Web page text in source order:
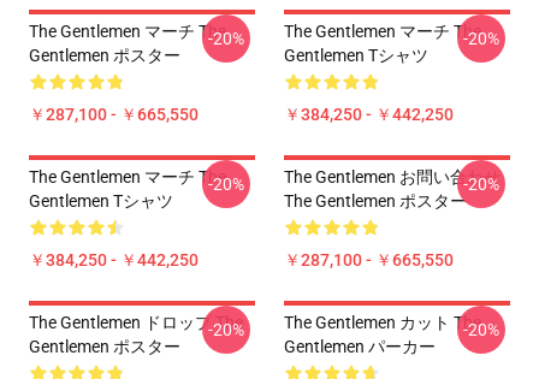
The Gentlemen マーチ The
Gentlemen ポスター
￥287,100 - ￥665,550
-20%
The Gentlemen マーチ The
Gentlemen Tシャツ
￥384,250 - ￥442,250
-20%
The Gentlemen マーチ The
Gentlemen Tシャツ
￥384,250 - ￥442,250
-20%
The Gentlemen お問い合わせ
The Gentlemen ポスター
￥287,100 - ￥665,550
-20%
The Gentlemen ドロップ The
Gentlemen ポスター
-20%
The Gentlemen カット The
Gentlemen パーカー
-20%